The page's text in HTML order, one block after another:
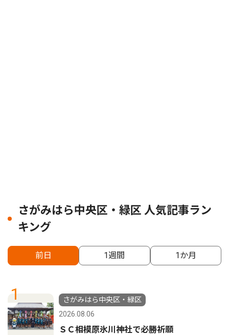
さがみはら中央区・緑区 人気記事ラン
キング
前日 1週間 1か月
1
さがみはら中央区・緑区
2026.08.06
ＳＣ相模原氷川神社で必勝祈願